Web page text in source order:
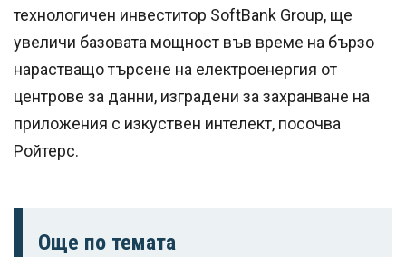
технологичен инвеститор SoftBank Group, ще
увеличи базовата мощност във време на бързо
нарастващо търсене на електроенергия от
центрове за данни, изградени за захранване на
приложения с изкуствен интелект, посочва
Ройтерс.
Още по темата